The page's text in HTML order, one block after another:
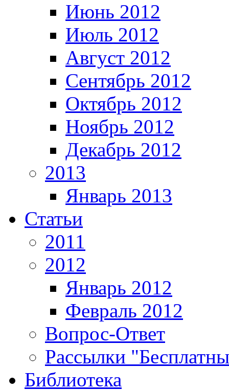
Июнь 2012
Июль 2012
Август 2012
Сентябрь 2012
Октябрь 2012
Ноябрь 2012
Декабрь 2012
2013
Январь 2013
Статьи
2011
2012
Январь 2012
Февраль 2012
Вопрос-Ответ
Рассылки
Библиотека